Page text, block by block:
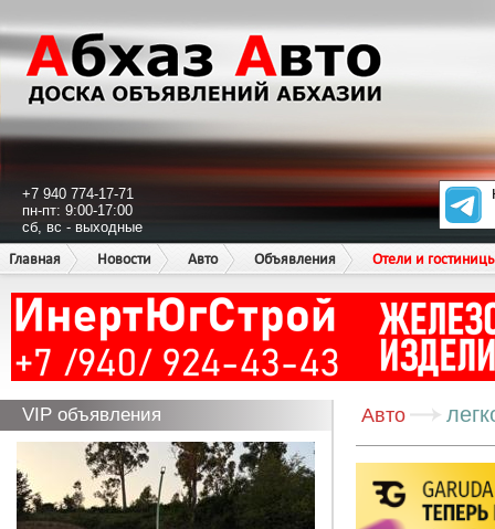
+7 940 774-17-71
пн-пт: 9:00-17:00
сб, вс - выходные
Главная
Новости Авто Объявления Отели и
VIP объявления Авто